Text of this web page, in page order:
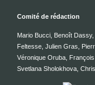
Comité de rédaction
Mario Bucci, Benoît
Feltesse, Julien Gras,
Véronique Oruba,
Svetlana Sholokhova,